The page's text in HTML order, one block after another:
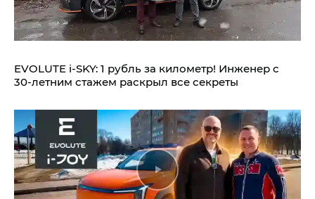
EVOLUTE i‑SKY: 1 рубль за километр! Инженер с
30-летним стажем раскрыл все секреты